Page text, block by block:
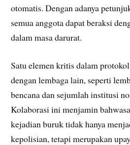
otomatis. Dengan adanya
semua anggota dapat beraksi
dalam masa darurat.
Satu elemen kritis dalam
dengan lembaga lain, seperti
bencana dan sejumlah institusi
Kolaborasi ini menjamin
kejadian buruk tidak hanya
kepolisian, tetapi merupakan